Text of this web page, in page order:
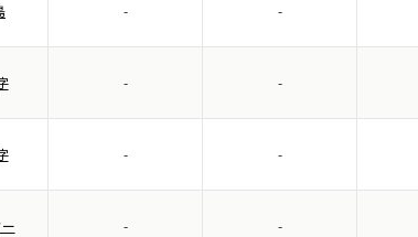
- -
- -
- -
- -